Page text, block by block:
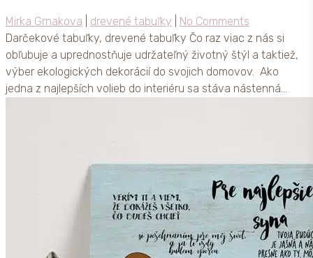
Mirka Grnakova drevené tabuľky
No Comments
Darčekové tabuľky, drevené tabuľky Čo raz viac z nás si
obľubuje a uprednostňuje udržateľný životný štýl a taktiež,
výber ekologických dekorácií do svojich domovov. Ako
jedna z najlepších volieb do interiéru sa stáva nástenná…